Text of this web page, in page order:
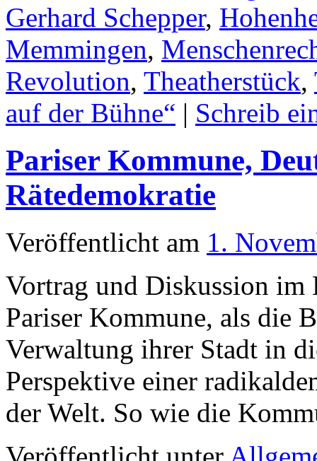
Gerhard Schepper,
Memmingen,
Revolution, Theatherstück,
auf der Bühne“ | Schreib
Pariser Kommune,
Rätedemokratie
Veröffentlicht am 1.
Vortrag und Diskussion im
Pariser Kommune, als die
Verwaltung ihrer Stadt in
Perspektive einer
der Welt. So wie die